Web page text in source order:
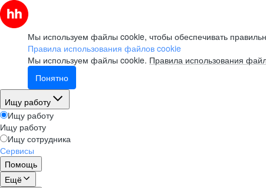
Мы используем файлы cookie, чтобы обеспечивать
Правила использования файлов cookie
Мы используем файлы cookie. Правила использования
Понятно
Ищу работу
Ищу работу
Ищу работу
Ищу сотрудника
Сервисы
Помощь
Ещё